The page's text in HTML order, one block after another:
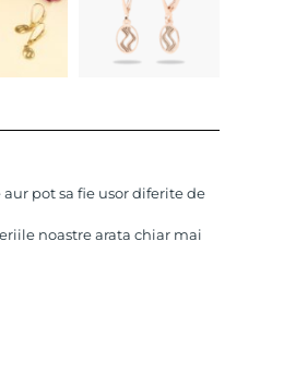
pot sa fie usor diferite de
noastre arata chiar mai